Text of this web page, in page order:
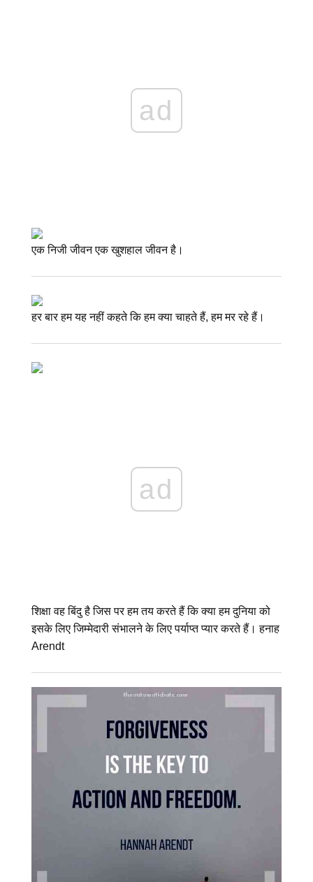
ad
एक निजी जीवन एक खुशहाल जीवन है।
हर बार हम यह नहीं कहते कि हम क्या चाहते हैं, हम मर रहे हैं।
ad
शिक्षा वह बिंदु है जिस पर हम तय करते हैं कि क्या हम दुनिया को
इसके लिए जिम्मेदारी संभालने के लिए पर्याप्त प्यार करते हैं। हनाह
Arendt